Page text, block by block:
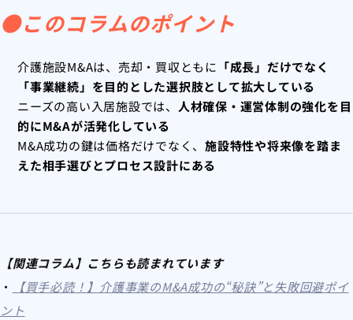
●このコラムのポイント
介護施設M&Aは、売却・買収ともに 「成長」だけでなく
「事業継続」を目的とした選択肢として拡大している
ニーズの高い入居施設では、
人材確保・運営体制の強化を目
的にM&Aが活発化している
M&A成功の鍵は価格だけでなく、 施設特性や将来像を踏ま
えた相手選びとプロセス設計にある
【関連コラム】こちらも読まれています
・
【買手必読！】介護事業のM&A成功の“秘訣”と失敗回避ポイ
ント